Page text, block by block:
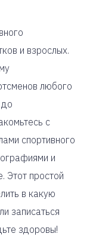
и взрослых.
любого
с
спортивного
и
Этот простой
в какую
записаться
здоровы!